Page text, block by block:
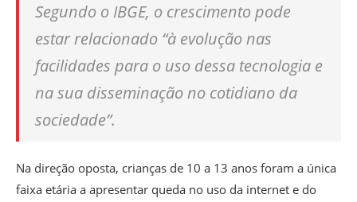
Segundo o IBGE, o crescimento pode
estar relacionado “à evolução nas
facilidades para o uso dessa tecnologia e
na sua disseminação no cotidiano da
sociedade”.
Na direção oposta, crianças de 10 a 13 anos foram a única
faixa etária a apresentar queda no uso da internet e do